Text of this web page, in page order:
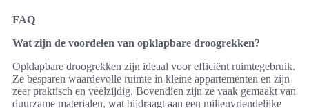
FAQ
Wat zijn de voordelen van opklapbare droogrekken?
Opklapbare droogrekken zijn ideaal voor efficiënt ruimtegebruik.
Ze besparen waardevolle ruimte in kleine appartementen en zijn
zeer praktisch en veelzijdig. Bovendien zijn ze vaak gemaakt van
duurzame materialen, wat bijdraagt aan een milieuvriendelijke